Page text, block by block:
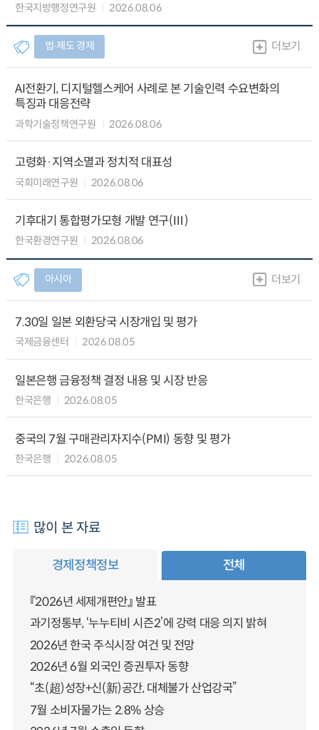
한국지방행정연구원 2026.08.06
법∙제도 경제 더보기
AI전환기, 디지털헬스케어 사례로 본 기술인력 수요변화의
특징과 대응전략
과학기술정책연구원 2026.08.06
고령화·지역소멸과 정치적 대표성
국회미래연구원 2026.08.06
기후대기 통합평가모형 개발 연구(Ⅲ)
한국환경연구원 2026.08.06
아시아 더보기
7.30일 일본 외환당국 시장개입 및 평가
국제금융센터 2026.08.05
일본은행 금융정책 결정 내용 및 시장 반응
한국은행 2026.08.05
중국의 7월 구매관리자지수(PMI) 동향 및 평가
한국은행 2026.08.05
많이 본 자료
경제정책정보 전체
『2026년 세제개편안』 발표
과기정통부, ‘누누티비 시즌2’에 강력 대응 의지 밝혀
2026년 한국 주식시장 여건 및 전망
2026년 6월 외국인 증권투자 동향
“초(超)성장+신(新)공간, 대체불가 산업강국”
7월 소비자물가는 2.8% 상승